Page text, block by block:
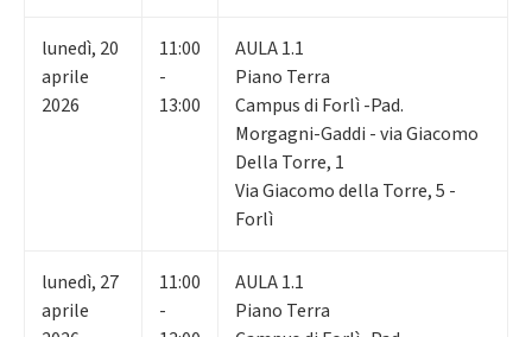
lunedì, 20
aprile
2026
11:00
-
13:00
AULA 1.1
Piano Terra
Campus di Forlì -Pad.
Morgagni-Gaddi - via Giacomo
Della Torre, 1
Via Giacomo della Torre, 5 -
Forlì
lunedì, 27
aprile
11:00
-
AULA 1.1
Piano Terra